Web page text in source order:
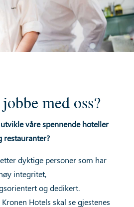
med oss?
våre spennende hoteller
restauranter?
dyktige personer som har
integritet,
og dedikert.
Hotels skal se gjestenes